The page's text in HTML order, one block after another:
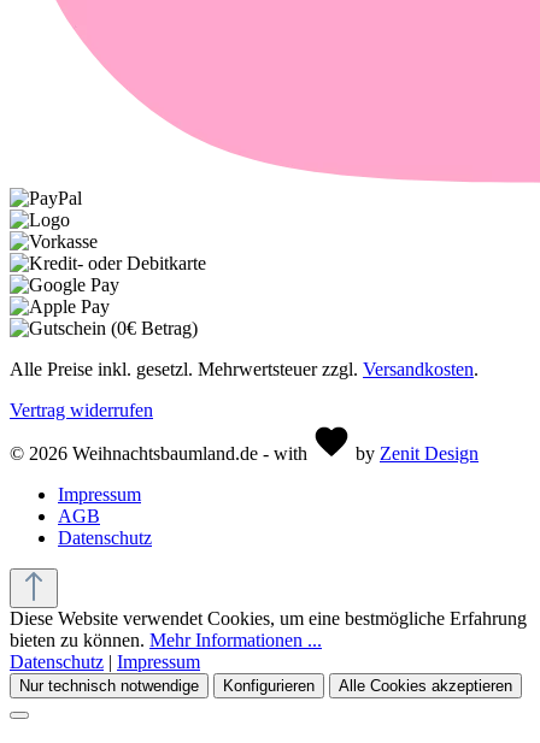
Alle Preise inkl. gesetzl. Mehrwertsteuer zzgl. Versandkosten.
Vertrag widerrufen
© 2026 Weihnachtsbaumland.de - with by Zenit Design
Impressum
AGB
Datenschutz
Diese Website verwendet Cookies, um eine bestmögliche Erfahrung
bieten zu können. Mehr Informationen ...
Datenschutz | Impressum
Nur technisch notwendige Konfigurieren Alle Cookies akzeptieren